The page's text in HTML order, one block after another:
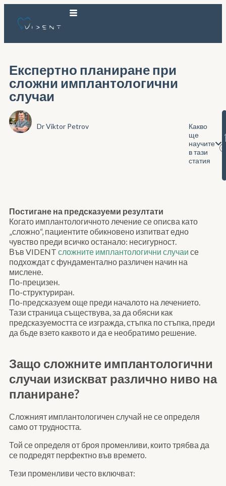
Експертно планиране при
сложни имплантологични
случаи
Dr Viktor Petrov
Какво
ще
научите
в тази
статия
Постигане на предсказуеми резултати
Когато имплантологичното лечение се описва като
„сложно“, пациентите обикновено изпитват едно
чувство преди всичко останало: несигурност.
Във VIDENT сложните имплантологични случаи се
подхождат с фундаментално различен начин на
мислене.
По-прецизен.
По-структуриран.
По-предсказуем още преди началото на лечението.
Тази страница съществува, за да обясни как
предсказуемостта се изгражда, стъпка по стъпка, преди
да бъде взето каквото и да е необратимо решение.
Защо сложните имплантологични
случаи изискват различно ниво на
планиране?
Сложният имплантологичен случай не се определя
само от трудността.
Той се определя от броя променливи, които трябва да
се подредят перфектно във времето.
Тези променливи често включват: